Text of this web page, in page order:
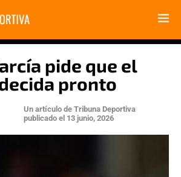
pide que el
pronto
Un artículo de Tribuna Deportiva
publicado el 13 junio, 2026